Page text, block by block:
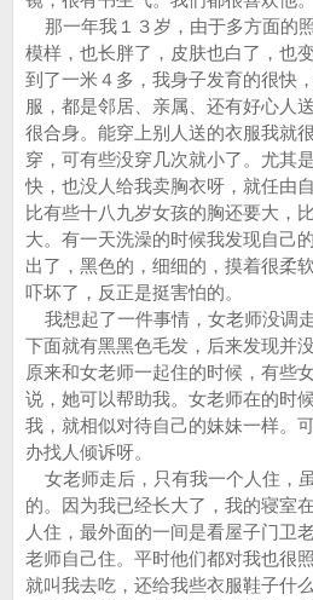
那一年我１３岁，由于多方面的
模样，也长胖了，皮肤也白了，也
到了一米４多，我身子发育的很快
服，都是邻居、亲属、还有好心人
很合身。能穿上别人送的衣服我就
穿，可有些没穿几次就小了。尤其
快，也没人给我卖胸衣呀，就任由
比有些十八九岁女孩的胸还要大，
大。有一天洗澡的时候我发现自己
出了，黑色的，细细的，摸着很柔
吓坏了，反正是挺害怕的。
我想起了一件事情，女老师没调
下面就有黑黑色毛发，后来发现并
原来和女老师一起住的时候，有些
说，她可以帮助我。女老师在的时
我，就相似对待自己的妹妹一样。
办找人倾诉呀。
女老师走后，只有我一个人住，
的。因为我已经长大了，我的寝室
人住，最外面的一间是看屋子门卫
老师自己住。平时他们都对我也很
就叫我去吃，还给我些衣服鞋子什么